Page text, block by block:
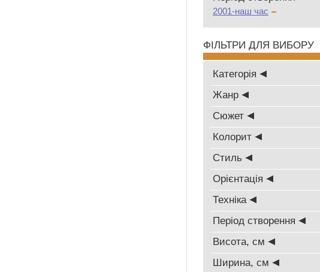
2001-наш час
ФІЛЬТРИ ДЛЯ ВИБОРУ
Категорія
Жанр
Сюжет
Колорит
Стиль
Oрієнтація
Техніка
Період створення
Висота, см
Ширина, см